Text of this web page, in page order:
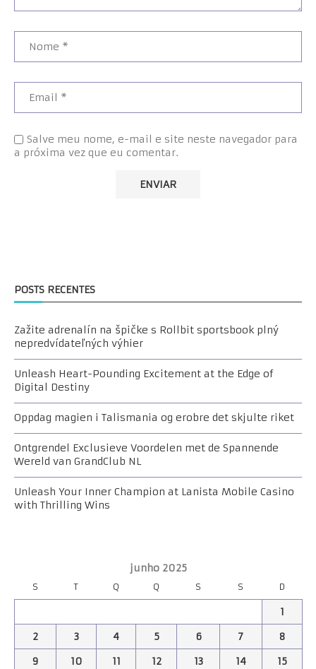
Salve meu nome, e-mail e site neste navegador para
a próxima vez que eu comentar.
POSTS RECENTES
Zažite adrenalín na špičke s Rollbit sportsbook plný
nepredvídateľných výhier
Unleash Heart-Pounding Excitement at the Edge of
Digital Destiny
Oppdag magien i Talismania og erobre det skjulte riket
Ontgrendel Exclusieve Voordelen met de Spannende
Wereld van GrandClub NL
Unleash Your Inner Champion at Lanista Mobile Casino
with Thrilling Wins
junho 2025
S T Q Q S S D
1
2
3 4 5 6 7
8
9
10 11 12 13 14
15